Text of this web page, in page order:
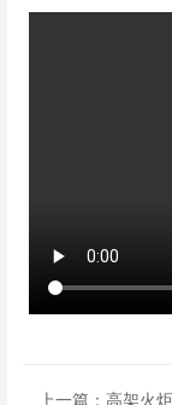
上一篇： 高架火炬